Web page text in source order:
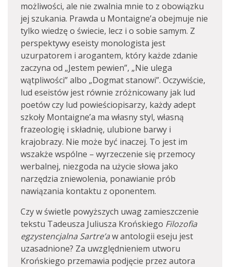
możliwości, ale nie zwalnia mnie to z obowiązku
jej szukania. Prawda u Montaigne’a obejmuje nie
tylko wiedzę o świecie, lecz i o sobie samym. Z
perspektywy eseisty monologista jest
uzurpatorem i arogantem, który każde zdanie
zaczyna od „Jestem pewien”, „Nie ulega
wątpliwości” albo „Dogmat stanowi”. Oczywiście,
lud eseistów jest równie zróżnicowany jak lud
poetów czy lud powieściopisarzy, każdy adept
szkoły Montaigne’a ma własny styl, własną
frazeologię i składnię, ulubione barwy i
krajobrazy. Nie może być inaczej. To jest im
wszakże wspólne – wyrzeczenie się przemocy
werbalnej, niezgoda na użycie słowa jako
narzędzia zniewolenia, ponawianie prób
nawiązania kontaktu z oponentem.
Czy w świetle powyższych uwag zamieszczenie
tekstu Tadeusza Juliusza Krońskiego Filozofia
egzystencjalna Sartre’aw antologii eseju jest
uzasadnione? Za uwzględnieniem utworu
Krońskiego przemawia podjęcie przez autora